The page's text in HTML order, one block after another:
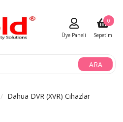
ARA
Üye Paneli Sepetim
0
Dahua DVR (XVR) Cihazlar